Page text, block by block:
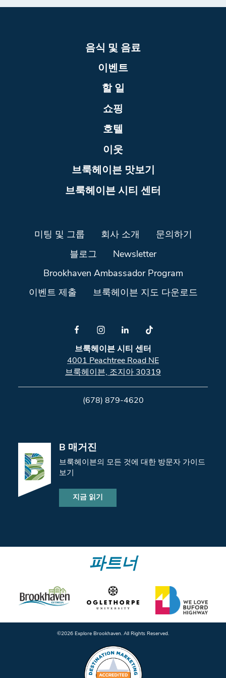
음식 및 음료
이벤트
할 일
쇼핑
호텔
이웃
브룩헤이븐 맛보기
브룩헤이븐 시티 센터
미팅 및 그룹 회사 소개 문의하기
블로그 Newsletter
Brookhaven Ambassador Program
이벤트 제출 브룩헤이븐 지도 다운로드
브룩헤이븐 시티 센터
4001 Peachtree Road NE
브룩헤이븐, 조지아 30319
(678) 879-4620
B 매거진
브룩헤이븐의 모든 것에 대한 방문자 가이드
보기
지금 읽기
파트너
©️2026 Explore Brookhaven. All Rights Reserved.